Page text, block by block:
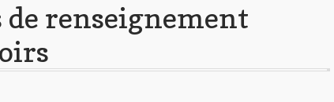
de renseignement